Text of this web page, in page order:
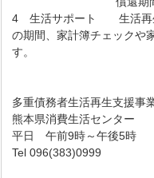
4 生活サポート 生活再生
の期間、家計簿チェックや
す。
多重債務者生活再生支援事
熊本県消費生活センター
平日 午前9時～午後5時
Tel 096(383)0999